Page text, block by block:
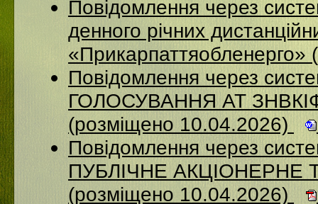
Повідомлення через
денного річних
Повідомлення через
ГОЛОСУВАННЯ АТ
(розміщено 10.04.2026)
Повідомлення через
ПУБЛІЧНЕ
(розміщено 10.04.2026)